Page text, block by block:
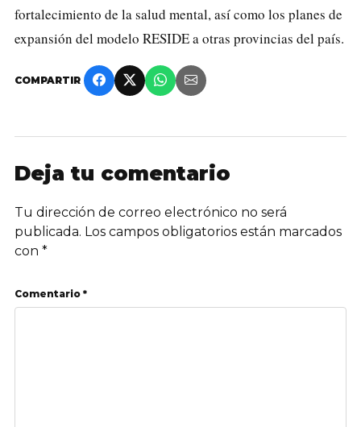
fortalecimiento de la salud mental, así como los planes de
expansión del modelo RESIDE a otras provincias del país.
COMPARTIR
Deja tu comentario
Tu dirección de correo electrónico no será
publicada. Los campos obligatorios están marcados
con *
Comentario *